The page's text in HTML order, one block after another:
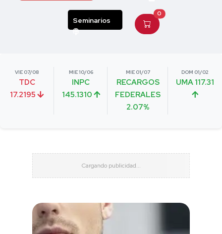
Seminarios
0
VIE 07/08
TDC
17.2195
MIE 10/06
INPC
145.1310
MIE 01/07
RECARGOS
FEDERALES
2.07%
DOM 01/02
UMA 117.31